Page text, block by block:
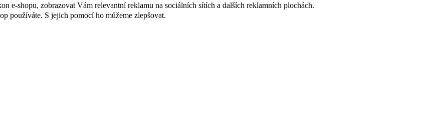
e-shopu, zobrazovat Vám relevantní reklamu na sociálních sítích a dalších reklamních plochách.
používáte. S jejich pomocí ho můžeme zlepšovat.